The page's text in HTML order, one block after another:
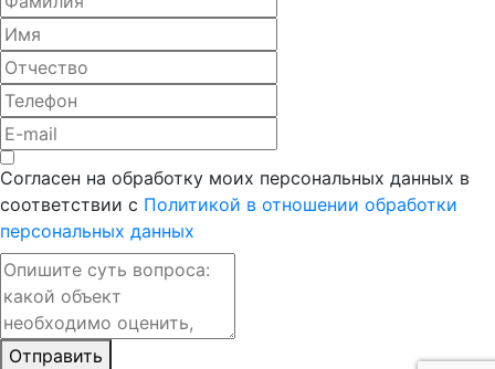
Согласен на обработку моих персональных данных в
соответствии с Политикой в отношении обработки
персональных данных
Отправить